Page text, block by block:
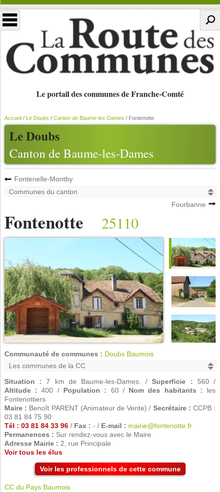
Le portail des communes de Franche-Comté
Le Doubs
Canton de Baume-les-Dames
Accueil/ Le Doubs / Canton de Baume-les-Dames / Fontenotte
Fontenelle-Montby
Fourbanne
Fontenotte 25110
Communauté de communes : Doubs Baumois
Situation : 7 km de Baume-les-Dames. /Superficie : 560 /
Altitude : 400 / Population : 60 / Nom des habitants : les
Fontenottiers
Maire : Benoît PARENT (Animateur de Vente) / Secrétaire : CCPB :
03 81 84 75 90
Tél : 03 81 84 33 96/ Fax : - / E-mail : mairie@fontenotte.fr
Permanences : Sur rendez-vous avec le Maire
Adresse Mairie : 2, rue Principale
Voir tous les élus
Voir les professionnels de cette commune
CC du Pays Baumois